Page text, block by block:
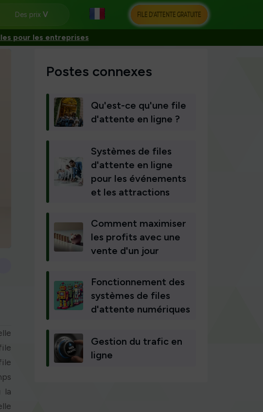
Des prix FILE D'ATTENTE GRATUITE
pour les entreprises
la
Postes connexes
Qu'est-ce qu'une file
d'attente en ligne ?
Systèmes de files
d'attente en ligne
pour les événements
et les attractions
Comment maximiser
les profits avec une
vente d'un jour
Fonctionnement des
systèmes de files
d'attente numériques
Gestion du trafic en
ligne